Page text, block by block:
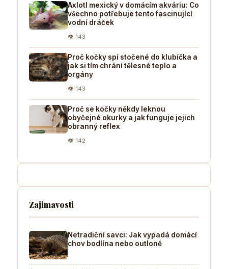
Axlotl mexický v domácím akváriu: Co
všechno potřebuje tento fascinující
vodní dráček
👁 143
Proč kočky spí stočené do klubíčka a
jak si tím chrání tělesné teplo a
orgány
👁 143
Proč se kočky někdy leknou
obyčejné okurky a jak funguje jejich
obranný reflex
👁 142
Zajimavosti
Netradiční savci: Jak vypadá domácí
chov bodlína nebo outloně